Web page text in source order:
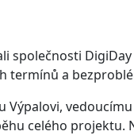
společnosti
a
Výpalovi,
celého projektu.